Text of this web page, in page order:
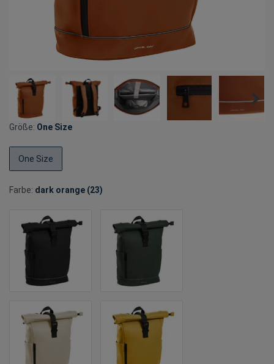
Größe: One Size
One Size
Farbe: dark orange (23)